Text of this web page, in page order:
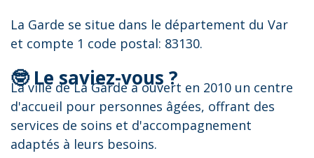
La Garde se situe dans le département du Var
et compte 1 code postal: 83130.
🤓 Le saviez-vous ?
La ville de La Garde a ouvert en 2010 un centre
d'accueil pour personnes âgées, offrant des
services de soins et d'accompagnement
adaptés à leurs besoins.